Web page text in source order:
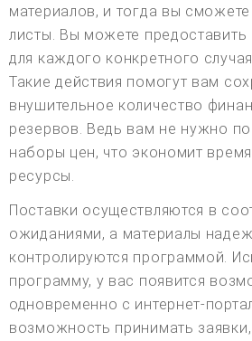
материалов, и тогда вы
листы. Вы можете предоставить
для каждого конкретного
Такие действия помогут вам
внушительное количество
резервов. Ведь вам не нужно
наборы цен, что экономит
ресурсы.
Поставки осуществляются в
ожиданиями, а материалы
контролируются программой.
программу, у вас появится
одновременно с интернет-
возможность принимать